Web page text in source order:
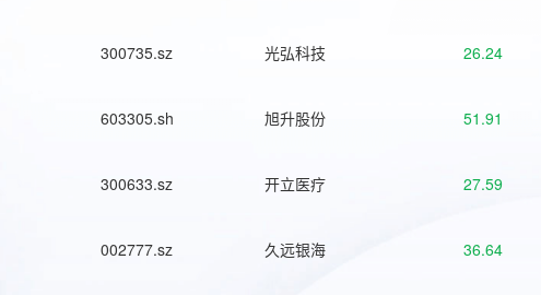
300735.sz 光弘科技 26.24
603305.sh 旭升股份 51.91
300633.sz 开立医疗 27.59
002777.sz 久远银海 36.64